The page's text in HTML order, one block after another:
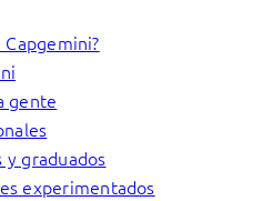
gente
y graduados
experimentados